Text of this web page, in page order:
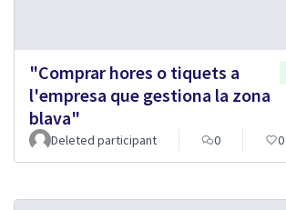
"Comprar hores o tiquets a
l'empresa que gestiona la zona
blava"
Deleted participant 0 0